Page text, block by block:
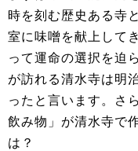
時を刻む歴史ある寺
室に味噌を献上して
って運命の選択を迫
が訪れる清水寺は明
ったと言います。さ
飲み物」が清水寺で
は？